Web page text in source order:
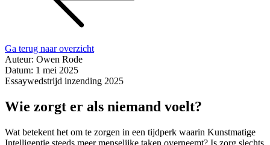
Ga terug naar overzicht
Auteur: Owen Rode
Datum: 1 mei 2025
Essaywedstrijd inzending 2025
Wie zorgt er als niemand voelt?
Wat betekent het om te zorgen in een tijdperk waarin Kunstmatige
Intelligentie steeds meer menselijke taken overneemt? Is zorg slechts